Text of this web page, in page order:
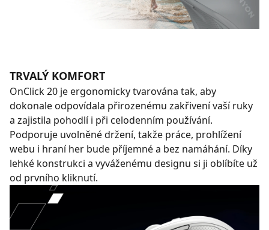
TRVALÝ KOMFORT
OnClick 20 je ergonomicky tvarována tak, aby
dokonale odpovídala přirozenému zakřivení vaší ruky
a zajistila pohodlí i při celodenním používání.
Podporuje uvolněné držení, takže práce, prohlížení
webu i hraní her bude příjemné a bez namáhání. Díky
lehké konstrukci a vyváženému designu si ji oblíbíte už
od prvního kliknutí.